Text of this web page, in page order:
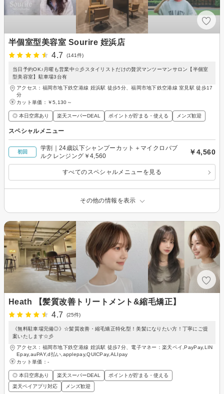
半個室型美容室 Sourire 姪浜店
4.7
(141件)
当日予約OK♪月曜も営業中☆彡スタイリストだけの贅沢マンツーマンサロン【半個室
型美容室】駐車場3台有
アクセス：福岡市地下鉄空港線 姪浜駅 徒歩5分、福岡市地下鉄空港線 室見駅 徒歩17
分
カット単価： ￥5,130～
◎ 本日空席あり 楽天スーパーDEAL ポイントが貯まる・使える メンズ歓迎
スペシャルメニュー
初回
学割｜24歳以下シャンプーカット＋マイクロバブ
ルクレンジング￥4,560
￥4,560
すべてのスペシャルメニューを見る
その他の情報を表示
Heath 【髪質改善トリートメント&縮毛矯正】
4.7
(25件)
《無料駐車場完備◎》☆髪質改善・縮毛矯正特化型！美髪になりたい方！丁寧にご提
案いたします☆彡
アクセス：福岡市地下鉄空港線 姪浜駅 徒歩7分、電子マネー：楽天ペイ,PayPay,LIN
Epay,auPAY,d払い,applepay,QUICPay,ALIpay
カット単価： -
◎ 本日空席あり 楽天スーパーDEAL
ポイントが貯まる・使える
楽天ペイアプリ対応
メンズ歓迎